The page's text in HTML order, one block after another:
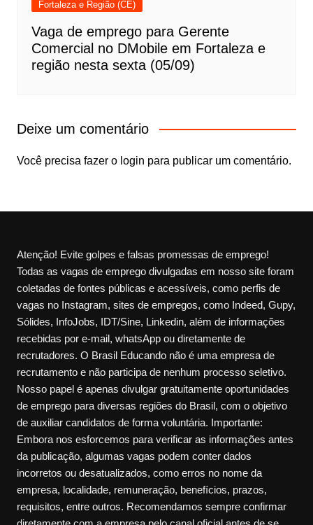
Fortaleza e Região (CE)
Vaga de emprego para Gerente
Comercial no DMobile em Fortaleza e
região nesta sexta (05/09)
Deixe um comentário
Você precisa fazer o login para publicar um comentário.
Atenção! Evite golpes e falsas promessas de emprego!
Todas as vagas de emprego divulgadas em nosso site foram
coletadas de fontes públicas e acessíveis, como perfis de
vagas no Instagram, sites de empregos, como Indeed, Gupy,
Sólides, InfoJobs, IDT/Sine, Linkedin, além de informações
recebidas por e-mail, whatsApp ou diretamente de
recrutadores. O Brasil Educando não é uma empresa de
recrutamento e não participa de nenhum processo seletivo.
Nosso papel é apenas divulgar gratuitamente oportunidades
de emprego para diversas regiões do Brasil, com o objetivo
de auxiliar candidatos de forma voluntária. Importante:
Embora nos esforcemos para verificar as informações antes
da publicação, algumas vagas podem conter dados
incorretos ou desatualizados, como erros no nome da
empresa, localidade, remuneração, benefícios, prazos,
requisitos, entre outros. Recomendamos sempre confirmar